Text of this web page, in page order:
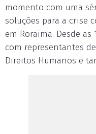
momento com uma
soluções para a crise
em Roraima. Desde
com representantes
Direitos Humanos e